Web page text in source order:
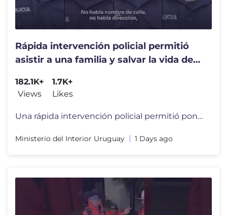
Rápida intervención policial permitió
asistir a una familia y salvar la vida de
182.1K+
Views
1.7K+
Likes
Una rápida intervención policial permitió poner a salvo a una famil
Ministerio del Interior Uruguay 1 Days ago